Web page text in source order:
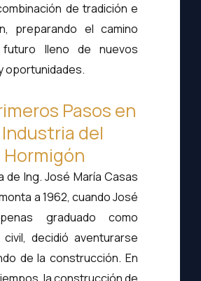
de tradición e
preparando el camino
lleno de nuevos
oportunidades.
Pasos en
Industria del
Hormigón
de Ing. José María Casas
a 1962, cuando José
graduado como
civil, decidió aventurarse
de la construcción. En